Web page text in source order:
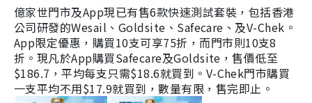
億家世門市及App現已有售6款快速測試套裝，包括香港
公司研發的Wesail、Goldsite、Safecare、及V-Chek。
App限定優惠，購買10支可享75折，而門市則10支8
折。現凡於App購買Safecare及Goldsite，售價低至
$186.7，平均每支只需$18.6就買到。V-Chek門市購買
一支平均不用$17.9就買到，數量有限，售完即止。